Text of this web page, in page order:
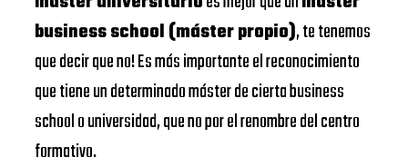
business school (máster propio), te tenemos
que decir que no! Es más importante el reconocimiento
que tiene un determinado máster de cierta business
school o universidad, que no por el renombre del centro
formativo.